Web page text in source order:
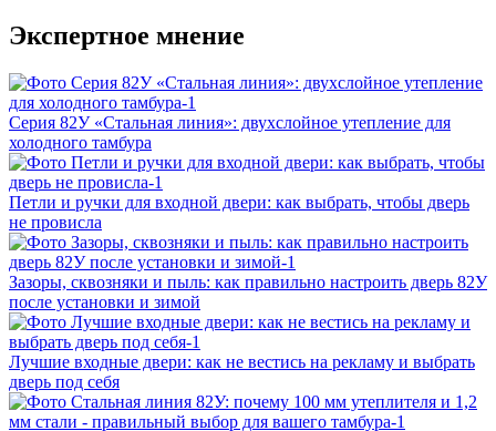
Экспертное мнение
Серия 82У «Стальная линия»: двухслойное утепление для
холодного тамбура
Петли и ручки для входной двери: как выбрать, чтобы дверь
не провисла
Зазоры, сквозняки и пыль: как правильно настроить дверь 82У
после установки и зимой
Лучшие входные двери: как не вестись на рекламу и выбрать
дверь под себя